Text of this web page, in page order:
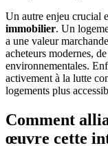
Un autre enjeu crucial
immobilier. Un
a une valeur
acheteurs modernes,
environnementales.
activement à la lutte
logements plus
Comment
œuvre cette